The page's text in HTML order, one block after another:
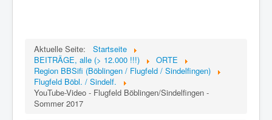
Aktuelle Seite:
Startseite
BEITRÄGE, alle (> 12.000 !!!)
ORTE
Region BBSifi (Böblingen / Flugfeld / Sindelfingen)
Flugfeld Böbl. / Sindelf.
YouTube-Video - Flugfeld Böblingen/Sindelfingen -
Sommer 2017